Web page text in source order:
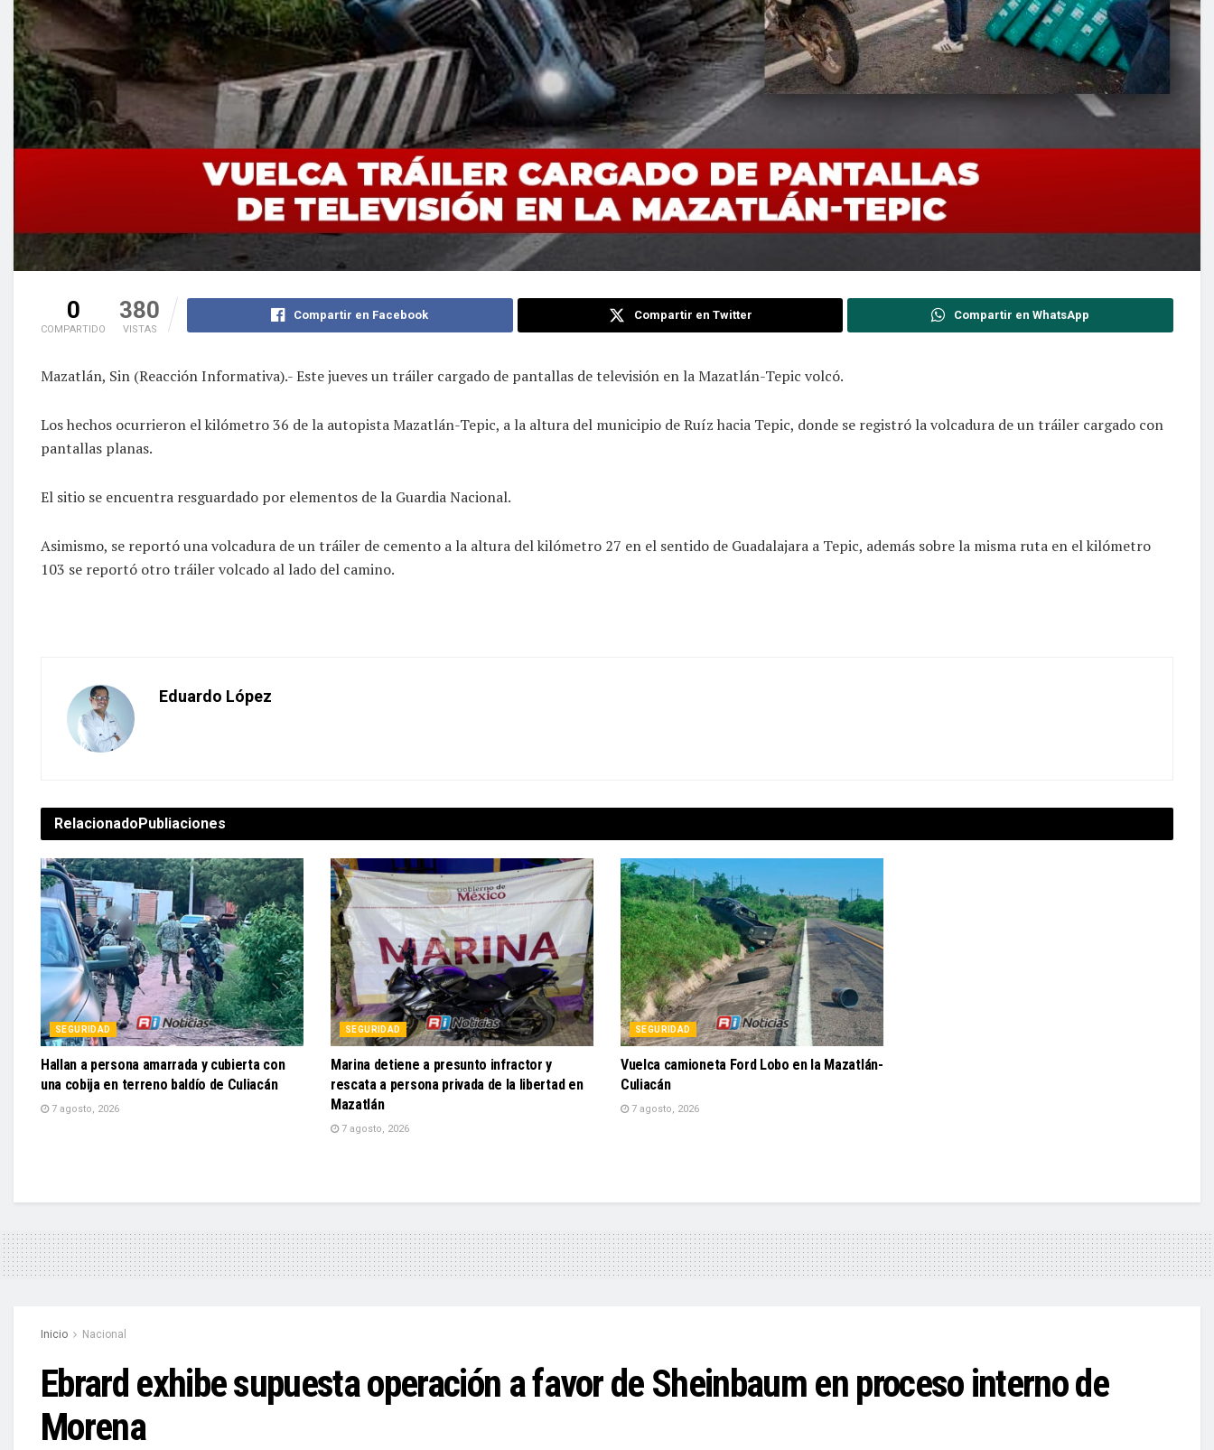
0
COMPARTIDO
380
VISTAS
Compartir en Facebook Compartir en Twitter Compartir en WhatsApp
Mazatlán, Sin (Reacción Informativa).- Este jueves un tráiler cargado de pantallas de televisión en la Mazatlán-Tepic volcó.
Los hechos ocurrieron el kilómetro 36 de la autopista Mazatlán-Tepic, a la altura del municipio de Ruíz hacia Tepic, donde se registró la volcadura de un tráiler cargado con
pantallas planas.
El sitio se encuentra resguardado por elementos de la Guardia Nacional.
Asimismo, se reportó una volcadura de un tráiler de cemento a la altura del kilómetro 27 en el sentido de Guadalajara a Tepic, además sobre la misma ruta en el kilómetro
103 se reportó otro tráiler volcado al lado del camino.
Eduardo López
RelacionadoPubliaciones
SEGURIDAD
Hallan a persona amarrada y cubierta con
una cobija en terreno baldío de Culiacán
7 agosto, 2026
SEGURIDAD
Marina detiene a presunto infractor y
rescata a persona privada de la libertad en
Mazatlán
7 agosto, 2026
SEGURIDAD
Vuelca camioneta Ford Lobo en la Mazatlán-
Culiacán
7 agosto, 2026
Inicio Nacional
Ebrard exhibe supuesta operación a favor de Sheinbaum en proceso interno de
Morena